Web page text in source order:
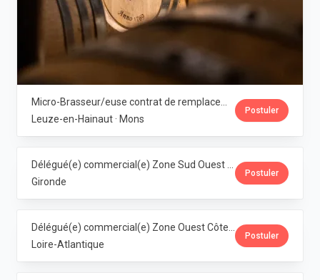
Leuze-en-Hainaut · Mons
Postuler
Gironde
Postuler
Loire-Atlantique
Postuler